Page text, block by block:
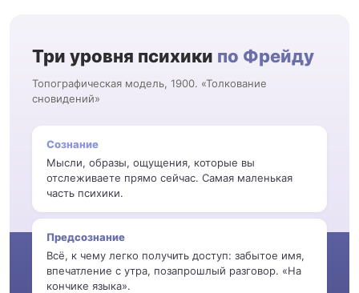
Три уровня психики по Фрейду
Топографическая модель, 1900. «Толкование
сновидений»
Сознание
Мысли, образы, ощущения, которые вы
отслеживаете прямо сейчас. Самая маленькая
часть психики.
Предсознание
Всё, к чему легко получить доступ: забытое имя,
впечатление с утра, позапрошлый разговор. «На
кончике языка».